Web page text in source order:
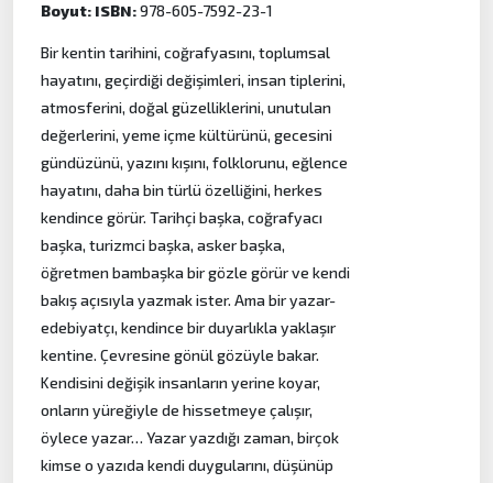
Boyut: ISBN:978-605-7592-23-1
Bir kentin tarihini, coğrafyasını, toplumsal
hayatını, geçirdiği değişimleri, insan tiplerini,
atmosferini, doğal güzelliklerini, unutulan
değerlerini, yeme içme kültürünü, gecesini
gündüzünü, yazını kışını, folklorunu, eğlence
hayatını, daha bin türlü özelliğini, herkes
kendince görür. Tarihçi başka, coğrafyacı
başka, turizmci başka, asker başka,
öğretmen bambaşka bir gözle görür ve kendi
bakış açısıyla yazmak ister. Ama bir yazar-
edebiyatçı, kendince bir duyarlıkla yaklaşır
kentine. Çevresine gönül gözüyle bakar.
Kendisini değişik insanların yerine koyar,
onların yüreğiyle de hissetmeye çalışır,
öylece yazar… Yazar yazdığı zaman, birçok
kimse o yazıda kendi duygularını, düşünüp